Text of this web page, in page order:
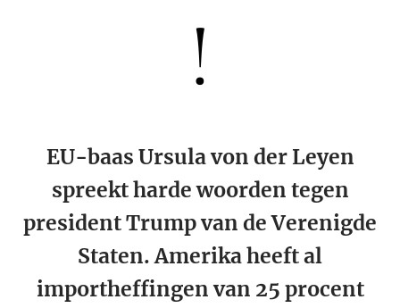
!
EU-baas Ursula von der Leyen
spreekt harde woorden tegen
president Trump van de Verenigde
Staten. Amerika heeft al
importheffingen van 25 procent